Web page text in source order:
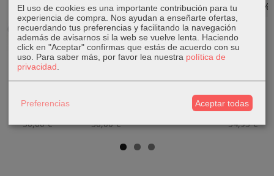
-30 %
Zapatillas
Puma ST
Runner v3
34,90 €
50,00 €
-20 %
Zapatillas
Courtflex v3
30,00 €
-25 %
Zapatillas
Negras
29,90 €
-27 %
Essentials
Elevated...
39,95 €
54,95 €
El uso de cookies es una importante contribución para tu
experiencia de compra. Nos ayudan a enseñarte ofertas,
recuerdando tus preferencias y facilitando la navegación
además de avisarnos si la web se vuelve lenta. Haciendo
click en "Aceptar" confirmas que estás de acuerdo con su
uso. Para saber más, por favor lea nuestra política de
privacidad
Preferencias Aceptar todas